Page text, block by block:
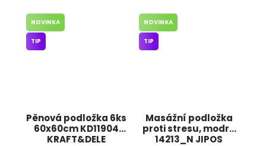
Pěnová podložka 6ks
60x60cm KD11904
KRAFT&DELE
NOVINKA
TIP
Masážní podložka
proti stresu, modrá
14213_N JIPOS
NOVINKA
TIP